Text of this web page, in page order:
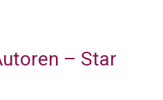
– Star